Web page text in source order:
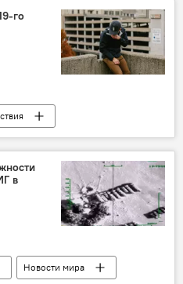
го
в
Новости мира